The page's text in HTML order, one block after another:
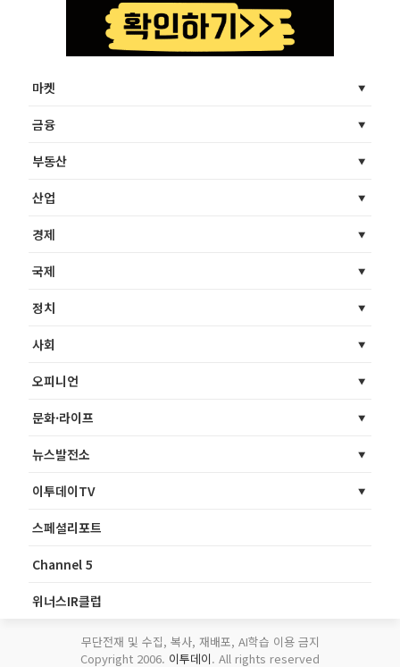
마켓
금융
부동산
산업
경제
국제
정치
사회
오피니언
문화·라이프
뉴스발전소
이투데이TV
스페셜리포트
Channel 5
위너스IR클럽
무단전재 및 수집, 복사, 재배포, AI학습 이용 금지
Copyright 2006. 이투데이. All rights reserved